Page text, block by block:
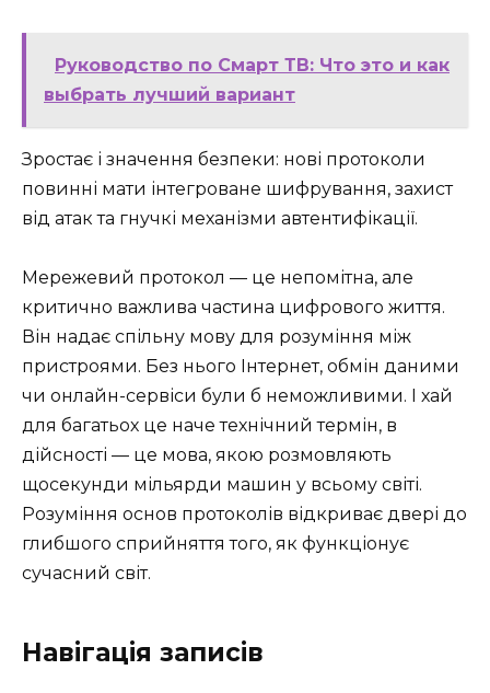
Руководство по Смарт ТВ: Что это и как
выбрать лучший вариант
Зростає і значення безпеки: нові протоколи
повинні мати інтегроване шифрування, захист
від атак та гнучкі механізми автентифікації.
Мережевий протокол — це непомітна, але
критично важлива частина цифрового життя.
Він надає спільну мову для розуміння між
пристроями. Без нього Інтернет, обмін даними
чи онлайн-сервіси були б неможливими. І хай
для багатьох це наче технічний термін, в
дійсності — це мова, якою розмовляють
щосекунди мільярди машин у всьому світі.
Розуміння основ протоколів відкриває двері до
глибшого сприйняття того, як функціонує
сучасний світ.
Навігація записів